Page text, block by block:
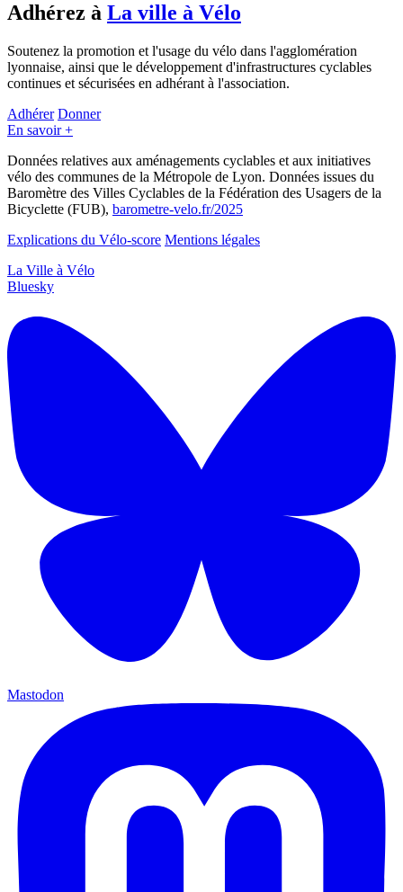
Adhérez à La ville à Vélo
Soutenez la promotion et l'usage du vélo dans l'agglomération
lyonnaise, ainsi que le développement d'infrastructures cyclables
continues et sécurisées en adhérant à l'association.
Adhérer Donner
En savoir +
Données relatives aux aménagements cyclables et aux initiatives
vélo des communes de la Métropole de Lyon. Données issues du
Baromètre des Villes Cyclables de la Fédération des Usagers de la
Bicyclette (FUB), barometre-velo.fr/2025
Explications du Vélo-score Mentions légales
La Ville à Vélo
Bluesky
Mastodon